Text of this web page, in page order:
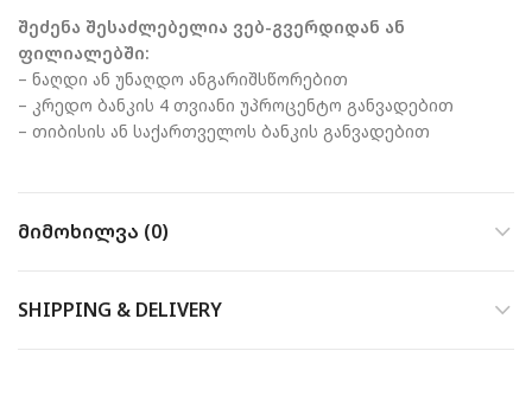
შეძენა შესაძლებელია ვებ-გვერდიდან ან
ფილიალებში:
– ნაღდი ან უნაღდო ანგარიშსწორებით
– კრედო ბანკის 4 თვიანი უპროცენტო განვადებით
– თიბისის ან საქართველოს ბანკის განვადებით
ᲛᲘᲛᲝᲮᲘᲚᲕᲐ (0)
SHIPPING & DELIVERY